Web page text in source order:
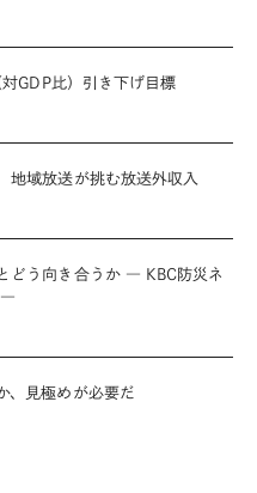
GDP比）引き下げ目標
地域放送が挑む放送外収入
どう向き合うか ― KBC防災ネ
―
、見極めが必要だ